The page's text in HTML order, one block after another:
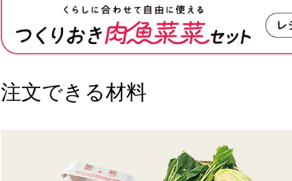
注文できる材料